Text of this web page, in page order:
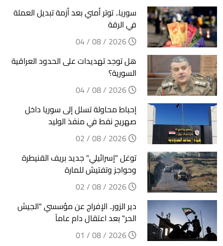
سوريا.. توتر أمني بعد أزمة تبديل العملة
في الرقة
هل توجد تهديدات على الحدود العراقية
السورية؟
إحباط محاولة تسلل إلى سوريا داخل
صهريج نفط في منفذ الوليد
توغل "إسرائيلي" جديد بريف القنيطرة
وحواجز وتفتيش للمارة
دير الزور.. الإفراج عن مؤسسي "الجيش
الحر" بعد اعتقال دام عاماً